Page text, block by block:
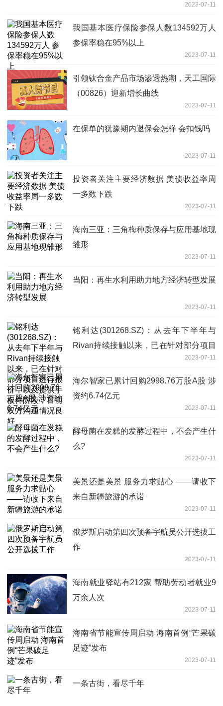
2023-07-11
我国基本医疗保险参保人数134592万人
参保率稳在95%以上
2023-07-11
引领钛合金产品市场渗透热潮，天工国际
（00826）迎新增长曲线
2023-07-11
在保单的犹豫期内退保会怎样 会扣钱吗
2023-07-11
投资者关注主要经济数据 美债收益率周
一多数下跌
2023-07-11
海南三亚：三角梅种质保存与应用基地现
雏形
2023-07-11
当阳：再生水利用助力地方经济转型发展
2023-07-11
铭利达(301268.SZ)：从去年下半年与
Rivan持续接触以来，已在针对部分项目
进行报价，以及提供手板件阶段，目前双
方沟通情况良好
2023-07-11
海尔智家已累计回购2998.76万股A股 涉
资约6.74亿元
2023-07-11
酵母菌在发糕的发酵过程中，不会产生什
么?
2023-07-11
美景还是美景 服务力求贴心 ——请收下
来自新疆旅游的承诺
2023-07-11
俄罗斯启动第四次预备宇航员公开选拔工
作
2023-07-11
海南就业驿站有212家 帮助劳动者就业9
万余人次
2023-07-11
海南省节能宣传周启动 海南首例“芒果碳
足迹”发布
2023-07-11
一条古街，看尽千年